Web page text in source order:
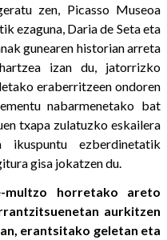
zen, Picasso Museoa
ezaguna, Daria de Seta eta
gunearen historian arreta
izan du, jatorrizko
eraberritzeen ondoren
nabarmenetako bat
txapa zulatuzko eskailera
ezberdinetatik
gisa jokatzen du.
multzo horretako areto
aurkitzen
erantsitako geletan eta